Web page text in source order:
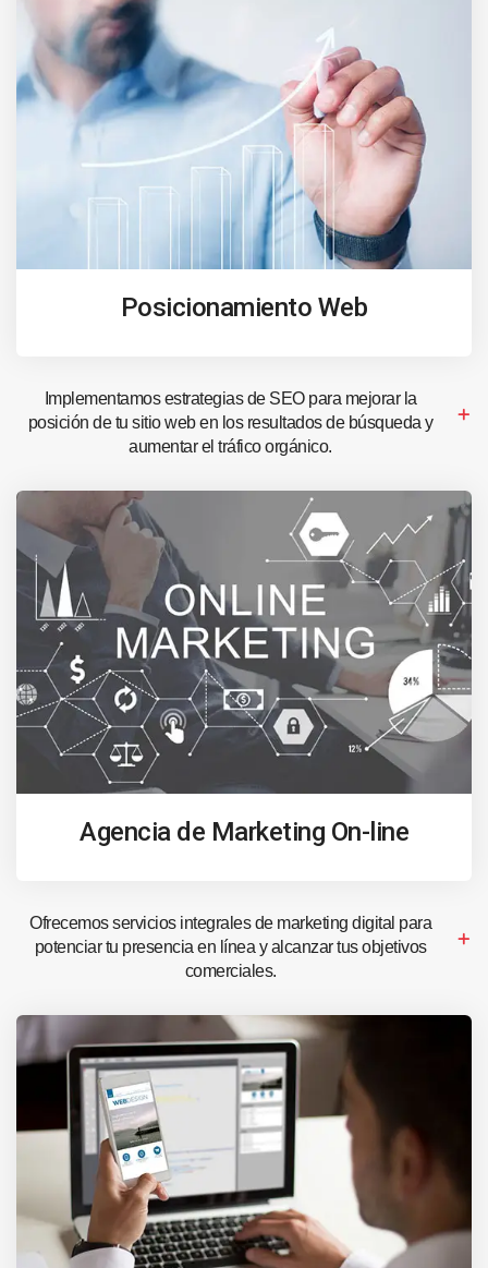
Posicionamiento Web
Implementamos estrategias de SEO para mejorar la
posición de tu sitio web en los resultados de búsqueda y
aumentar el tráfico orgánico.
Agencia de Marketing On-line
Ofrecemos servicios integrales de marketing digital para
potenciar tu presencia en línea y alcanzar tus objetivos
comerciales.